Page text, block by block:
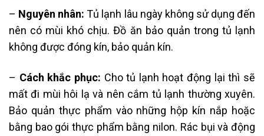
– Nguyên nhân: Tủ lạnh lâu ngày không sử dụng đến
nên có mùi khó chịu. Đồ ăn bảo quản trong tủ lạnh
không được đóng kín, bảo quản kín.
– Cách khắc phục: Cho tủ lạnh hoạt động lại thì sẽ
mất đi mùi hôi lạ và nên cắm tủ lạnh thường xuyên.
Bảo quản thực phẩm vào những hộp kín nắp hoặc
bằng bao gói thực phẩm bằng nilon. Rác bụi và động